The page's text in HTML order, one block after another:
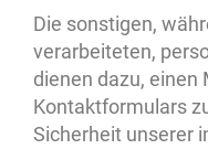
Die sonstigen,
verarbeiteten,
dienen dazu, einen
Kontaktformulars
Sicherheit unserer